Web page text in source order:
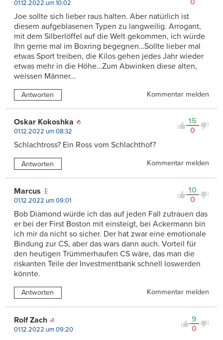
01.12.2022 um 10:02
Joe sollte sich lieber raus halten. Aber natürlich ist
diesem aufgeblasenen Typen zu langweilig. Arrogant,
mit dem Silberlöffel auf die Welt gekommen, ich würde
Ihn gerne mal im Boxring begegnen…Sollte lieber mal
etwas Sport treiben, die Kilos gehen jedes Jahr wieder
etwas mehr in die Höhe…Zum Abwinken diese alten,
weissen Männer…
Antworten Kommentar melden
15
0
Oskar Kokoshka
01.12.2022 um 08:32
Schlachtross? Ein Ross vom Schlachthof?
Antworten Kommentar melden
10
0
Marcus
01.12.2022 um 09:01
Bob Diamond würde ich das auf jeden Fall zutrauen das
er bei der First Boston mit einsteigt, bei Ackermann bin
ich mir da nicht so sicher. Der hat zwar eine emotionale
Bindung zur CS, aber das wars dann auch. Vorteil für
den heutigen Trümmerhaufen CS wäre, das man die
riskanten Teile der Investmentbank schnell loswerden
könnte.
Antworten Kommentar melden
9
0
Rolf Zach
01.12.2022 um 09:20